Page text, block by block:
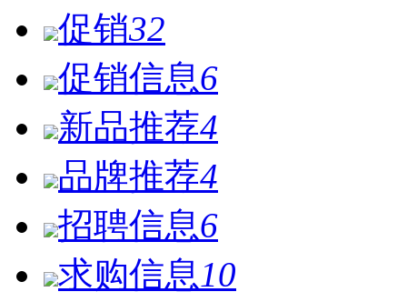
促销32
促销信息6
新品推荐4
品牌推荐4
招聘信息6
求购信息 10